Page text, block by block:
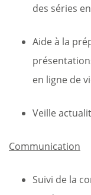
des séries
Aide à la
en ligne de
Veille
Communication
Suivi de la